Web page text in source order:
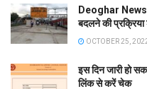
Deoghar News
बदलने की
OCTOBER 25,
इस दिन जारी हो
लिंक से करें चेक